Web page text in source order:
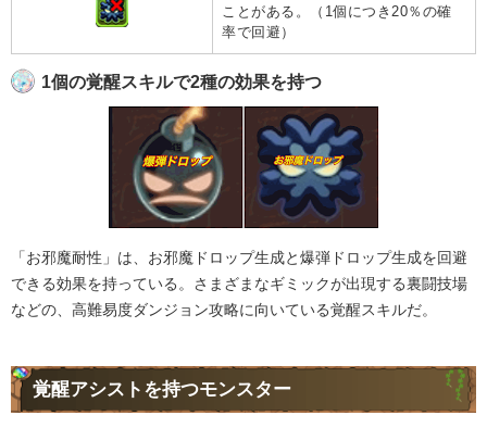
ことがある。（1個につき20％の確
率で回避）
1個の覚醒スキルで2種の効果を持つ
「お邪魔耐性」は、お邪魔ドロップ生成と爆弾ドロップ生成を回避
できる効果を持っている。さまざまなギミックが出現する裏闘技場
などの、高難易度ダンジョン攻略に向いている覚醒スキルだ。
覚醒アシストを持つモンスター